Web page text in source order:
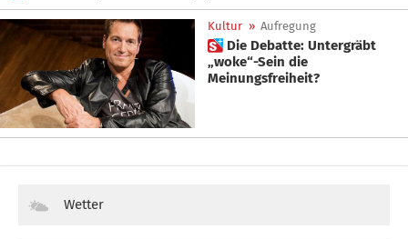
Kultur » Aufregung
 Die Debatte: Untergräbt
„woke“-Sein die
Meinungsfreiheit?
Wetter